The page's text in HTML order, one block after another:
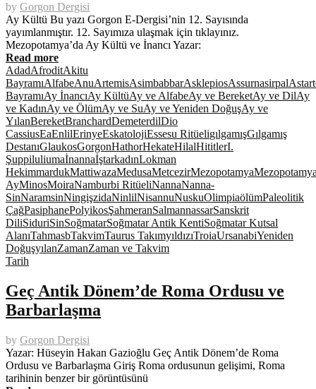
by Gorgon Dergisi
Ay Kültü Bu yazı Gorgon E-Dergisi’nin 12. Sayısında
yayımlanmıştır. 12. Sayımıza ulaşmak için tıklayınız.
Mezopotamya’da Ay Kültü ve İnancı Yazar:
Read more
AdadAfroditAkitu
BayramıAlfabeAnuArtemisAsimbabbarAsklepiosAssurnasirpal
BayramıAy İnancıAy KültüAy ve AlfabeAy ve BereketAy ve DilAy
ve KadınAy ve ÖlümAy ve SuAy ve Yeniden DoğuşAy ve
YılanBereketBranchardDemeterdilDio
CassiusEaEnlilErinyeEskatolojiEssesu RitüeligılgamışGılgamış
DestanıGlaukosGorgonHathorHekateHilalHititlerI.
ŞuppiluliumaİnannaİştarkadınLokman
HekimmardukMattiwazaMedusaMetcezirMezopotamya
AyMinosMoiraNamburbi RitüeliNannaNanna-
SinNaramsinNingişzidaNinlilNisannuNuskuOlimpiaölümPaleolitik
ÇağPasiphanePolyikosŞahmeranSalmannassarSanskrit
DiliSiduriSinSoğmatarSoğmatar Antik KentiSoğmatar Kutsal
AlanıTahmasbTakvimTaurus TakımyıldızıTroiaUrsanabiYeniden
DoğuşyılanZamanZaman ve Takvim
Tarih
Geç Antik Dönem’de Roma Ordusu ve
Barbarlaşma
by Gorgon Dergisi
Yazar: Hüseyin Hakan Gazioğlu Geç Antik Dönem’de Roma
Ordusu ve Barbarlaşma Giriş Roma ordusunun gelişimi, Roma
tarihinin benzer bir görüntüsünü